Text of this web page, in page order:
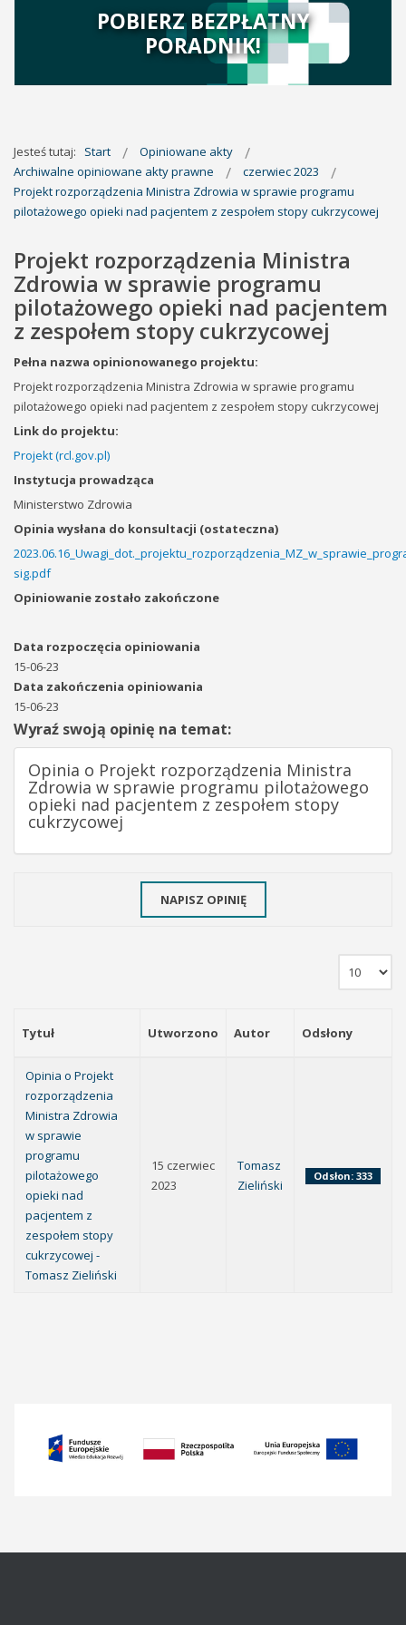
POBIERZ BEZPŁATNY
PORADNIK!
Jesteś tutaj: Start
Opiniowane akty
Archiwalne opiniowane akty prawne
czerwiec 2023
Projekt rozporządzenia Ministra Zdrowia w sprawie programu
pilotażowego opieki nad pacjentem z zespołem stopy cukrzycowej
Projekt rozporządzenia Ministra
Zdrowia w sprawie programu
pilotażowego opieki nad pacjentem
z zespołem stopy cukrzycowej
Pełna nazwa opinionowanego projektu:
Projekt rozporządzenia Ministra Zdrowia w sprawie programu
pilotażowego opieki nad pacjentem z zespołem stopy cukrzycowej
Link do projektu:
Projekt (rcl.gov.pl)
Instytucja prowadząca
Ministerstwo Zdrowia
Opinia wysłana do konsultacji (ostateczna)
sig.pdf
Opiniowanie zostało zakończone
Data rozpoczęcia opiniowania
15-06-23
Data zakończenia opiniowania
15-06-23
Wyraź swoją opinię na temat:
Opinia o Projekt rozporządzenia Ministra
Zdrowia w sprawie programu pilotażowego
opieki nad pacjentem z zespołem stopy
cukrzycowej
NAPISZ OPINIĘ
Tytuł Utworzono Autor Odsłony
Opinia o Projekt
rozporządzenia
Ministra Zdrowia
w sprawie
programu
pilotażowego
opieki nad
pacjentem z
zespołem stopy
cukrzycowej -
Tomasz Zieliński
15 czerwiec
2023
Tomasz
Zieliński
Odsłon: 333